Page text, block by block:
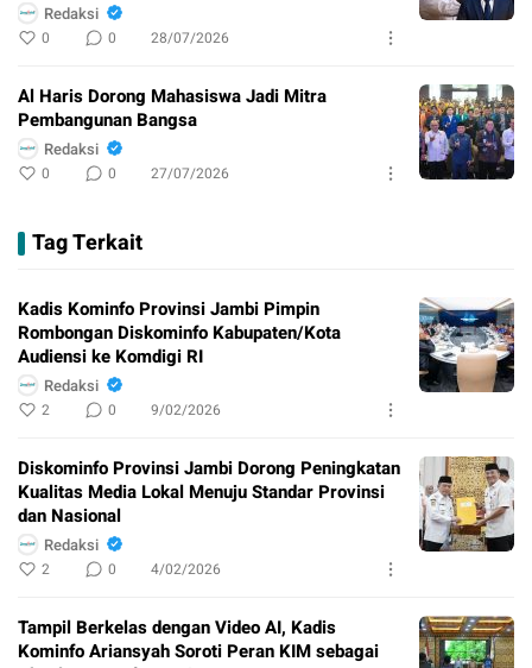
Redaksi
0 0 28/07/2026
Al Haris Dorong Mahasiswa Jadi Mitra
Pembangunan Bangsa
Redaksi
0 0 27/07/2026
Tag Terkait
Kadis Kominfo Provinsi Jambi Pimpin
Rombongan Diskominfo Kabupaten/Kota
Audiensi ke Komdigi RI
Redaksi
2 0 9/02/2026
Diskominfo Provinsi Jambi Dorong Peningkatan
Kualitas Media Lokal Menuju Standar Provinsi
dan Nasional
Redaksi
2 0 4/02/2026
Tampil Berkelas dengan Video AI, Kadis
Kominfo Ariansyah Soroti Peran KIM sebagai